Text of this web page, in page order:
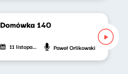
Domówka 140
11 listopada 2023 Paweł Orlikowski